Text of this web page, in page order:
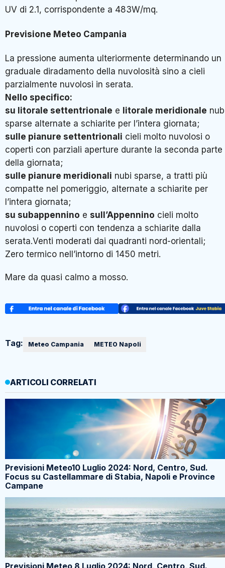
UV di 2.1, corrispondente a 483W/mq.
Previsione Meteo Campania
La pressione aumenta ulteriormente determinando un
graduale diradamento della nuvolosità sino a cieli
parzialmente nuvolosi in serata.
Nello specifico:
su litorale settentrionale e litorale meridionale
sparse alternate a schiarite per l’intera giornata;
sulle pianure settentrionali cieli molto nuvolosi o
coperti con parziali aperture durante la seconda parte
della giornata;
sulle pianure meridionali nubi sparse, a tratti più
compatte nel pomeriggio, alternate a schiarite per
l’intera giornata;
su subappennino e sull’Appennino cieli molto
nuvolosi o coperti con tendenza a schiarite dalla
serata.Venti moderati dai quadranti nord-orientali;
Zero termico nell’intorno di 1450 metri.
Mare da quasi calmo a mosso.
Tag: Meteo Campania METEO Napoli
ARTICOLI CORRELATI
Previsioni Meteo10 Luglio 2024: Nord, Centro, Sud.
Focus su Castellammare di Stabia, Napoli e Province
Campane